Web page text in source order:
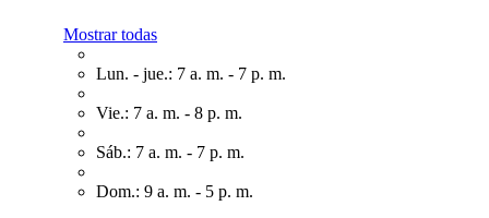
Mostrar todas
Lun. - jue.: 7 a. m. - 7 p. m.
Vie.: 7 a. m. - 8 p. m.
Sáb.: 7 a. m. - 7 p. m.
Dom.: 9 a. m. - 5 p. m.